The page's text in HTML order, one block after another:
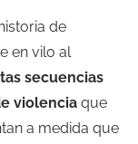
de
en vilo al
secuencias
violencia que
a medida que